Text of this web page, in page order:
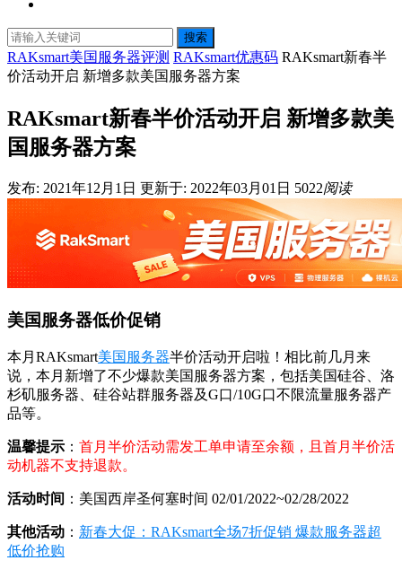
搜索
RAKsmart美国服务器评测 RAKsmart优惠码 RAKsmart新春半
价活动开启 新增多款美国服务器方案
RAKsmart新春半价活动开启 新增多款美
国服务器方案
发布: 2021年12月1日 更新于: 2022年03月01日 5022阅读
美国服务器低价促销
本月RAKsmart美国服务器半价活动开启啦！相比前几月来
说，本月新增了不少爆款美国服务器方案，包括美国硅谷、洛
杉矶服务器、硅谷站群服务器及G口/10G口不限流量服务器产
品等。
温馨提示 ： 首月半价活动需发工单申请至余额，且首月半价活
动机器不支持退款。
活动时间 ：美国西岸圣何塞时间 02/01/2022~02/28/2022
其他活动 ： 新春大促：RAKsmart全场7折促销 爆款服务器超
低价抢购